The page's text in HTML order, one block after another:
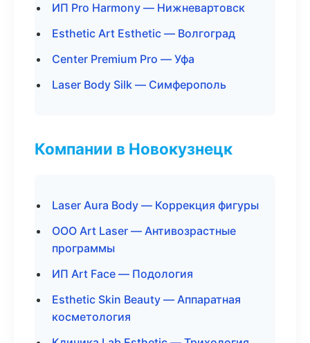
ИП Pro Harmony — Нижневартовск
Esthetic Art Esthetic — Волгоград
Center Premium Pro — Уфа
Laser Body Silk — Симферополь
Компании в Новокузнецк
Laser Aura Body — Коррекция фигуры
ООО Art Laser — Антивозрастные
программы
ИП Art Face — Подология
Esthetic Skin Beauty — Аппаратная
косметология